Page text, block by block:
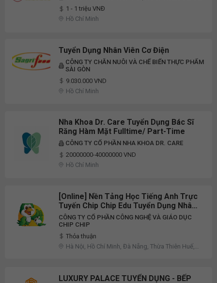
1 - 1 triệu VNĐ
Hồ Chí Minh
Tuyển Dụng Nhân Viên Cơ Điện
CÔNG TY CHĂN NUÔI VÀ CHẾ BIẾN THỰC PHẨM
SÀI GÒN
9.030.000 VND
Hồ Chí Minh
Nha Khoa Dr. Care Tuyển Dụng Bác Sĩ
Răng Hàm Mặt Fulltime/ Part-Time
CÔNG TY CỔ PHẦN NHA KHOA DR. CARE
20000000-40000000 VND
Hồ Chí Minh
[Online] Nền Tảng Học Tiếng Anh Trực
Tuyến Chip Chip Edu Tuyển Dụng Nhân
Viên Hỗ Trợ Kỹ Thuật Lớp Học Part-
Time 2026
CÔNG TY CỔ PHẦN CÔNG NGHỆ VÀ GIÁO DỤC
CHIP CHIP
Thỏa thuận
Hà Nội, Hồ Chí Minh, Đà Nẵng, Thừa Thiên Huế,
LUXURY PALACE TUYỂN DỤNG - BẾP